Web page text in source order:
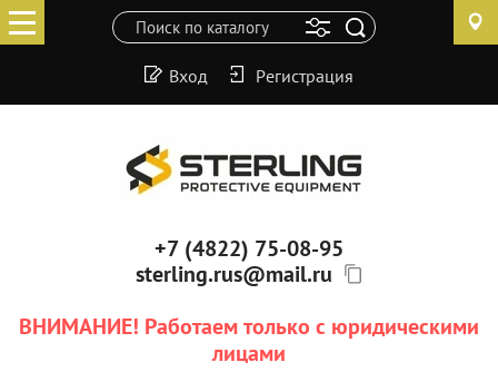
Вход Регистрация
+7 (4822) 75-08-95
sterling.rus@mail.ru
ВНИМАНИЕ! Работаем только с юридическими
лицами